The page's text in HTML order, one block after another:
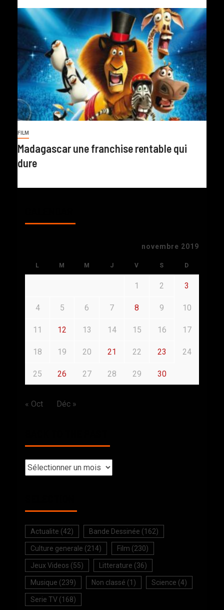
FILM
Madagascar une franchise rentable qui
dure
novembre 2019
L M M J V S D
1 2 3
4 5 6 7 8 9 10
11 12 13 14 15 16 17
18 19 20 21 22 23 24
25 26 27 28 29 30
« Oct Déc »
Actualite (42) Bande Dessinée (162)
Culture generale (214) Film (230)
Jeux Videos (55) Litterature (36)
Musique (239) Non classé (1) Science (4)
Serie TV (168)